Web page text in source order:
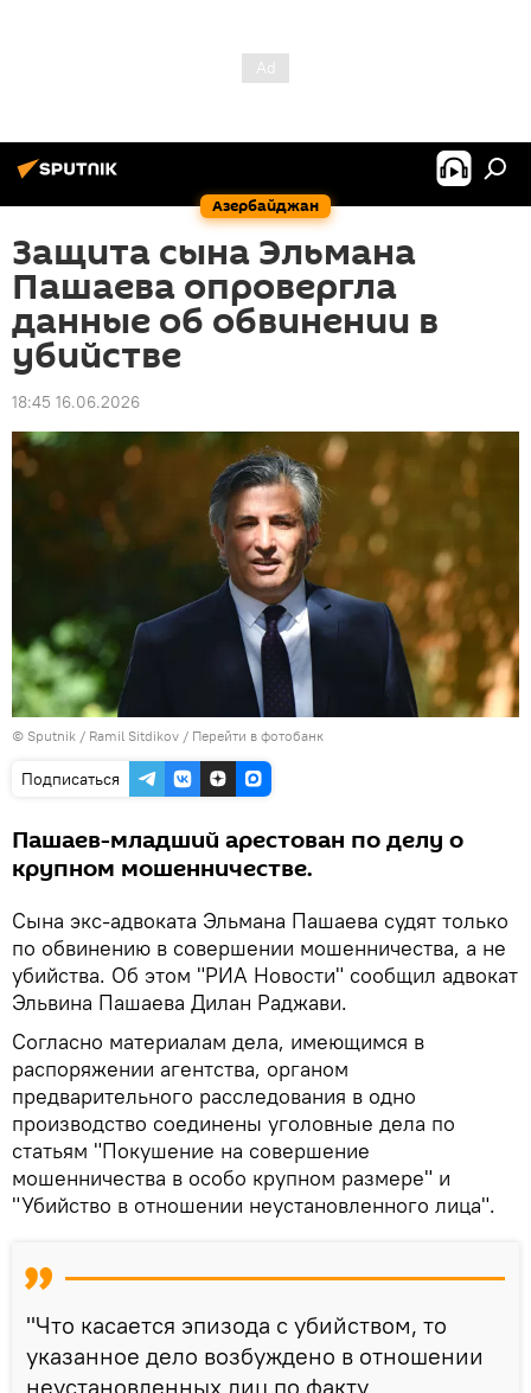
Азербайджан
Защита сына Эльмана
Пашаева опровергла
данные об обвинении в
убийстве
18:45 16.06.2026
© Sputnik / Ramil Sitdikov / Перейти в фотобанк
Подписаться
Пашаев-младший арестован по делу о
крупном мошенничестве.
Сына экс-адвоката Эльмана Пашаева судят только
по обвинению в совершении мошенничества, а не
убийства. Об этом "РИА Новости" сообщил адвокат
Эльвина Пашаева Дилан Раджави.
Согласно материалам дела, имеющимся в
распоряжении агентства, органом
предварительного расследования в одно
производство соединены уголовные дела по
статьям "Покушение на совершение
мошенничества в особо крупном размере" и
"Убийство в отношении неустановленного лица".
"Что касается эпизода с убийством, то
указанное дело возбуждено в отношении
неустановленных лиц по факту